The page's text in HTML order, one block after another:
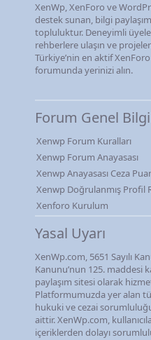
XenWp, XenForo ve
destek sunan, bilgi
topluluktur. Deneyimli
rehberlere ulaşın ve
Türkiye’nin en aktif
forumunda yerinizi alın.
Forum Genel
Xenwp Forum Kuralları
Xenwp Forum Anayasası
Xenwp Anayasası Ceza
Xenwp Doğrulanmış Profil
Xenforo Kurulum
Yasal Uyarı
XenWp.com, 5651 Sayılı
Kanunu’nun 125. maddesi
paylaşım sitesi olarak
Platformumuzda yer alan
hukuki ve cezai
aittir. XenWp.com,
içeriklerden dolayı